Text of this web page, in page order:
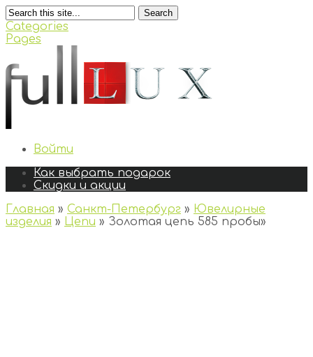
Search
Categories
Pages
Войти
Как выбрать подарок
Скидки и акции
Главная » Санкт-Петербург » Ювелирные
изделия » Цепи » Золотая цепь 585 пробы»